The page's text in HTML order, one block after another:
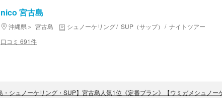
nico 宮古島
沖縄県 宮古島 シュノーケリング SUP（サップ）
ナイトツアー
口コミ 691件